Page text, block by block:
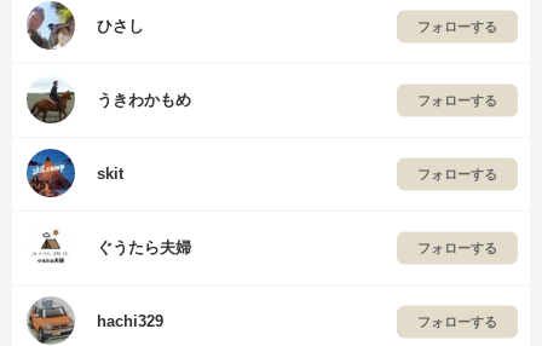
ひさし フォローする
うきわかもめ フォローする
skit フォローする
ぐうたら夫婦 フォローする
hachi329 フォローする